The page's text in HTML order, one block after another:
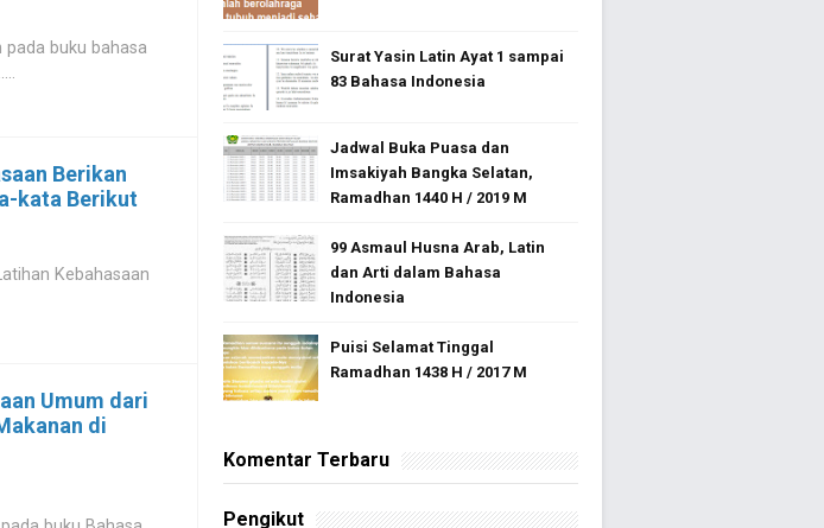
buku bahasa
Berikan
kata Berikut
Kebahasaan
Umum dari
di
Surat Yasin Latin Ayat 1 sampai
83 Bahasa Indonesia
Jadwal Buka Puasa dan
Imsakiyah Bangka Selatan,
Ramadhan 1440 H / 2019 M
99 Asmaul Husna Arab, Latin
dan Arti dalam Bahasa
Indonesia
Puisi Selamat Tinggal
Ramadhan 1438 H / 2017 M
Komentar Terbaru
Pengikut